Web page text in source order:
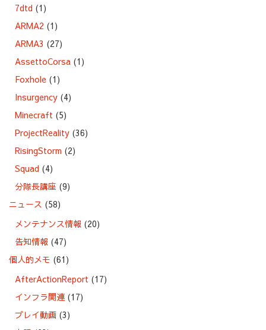
7dtd (1)
ARMA2 (1)
ARMA3 (27)
AssettoCorsa (1)
Foxhole (1)
Insurgency (4)
Minecraft (5)
ProjectReality (36)
RisingStorm (2)
Squad (4)
分隊長講座 (9)
ニュース (58)
メンテナンス情報 (20)
告知情報 (47)
個人的メモ (61)
AfterActionReport (17)
インフラ関連 (17)
プレイ動画 (3)